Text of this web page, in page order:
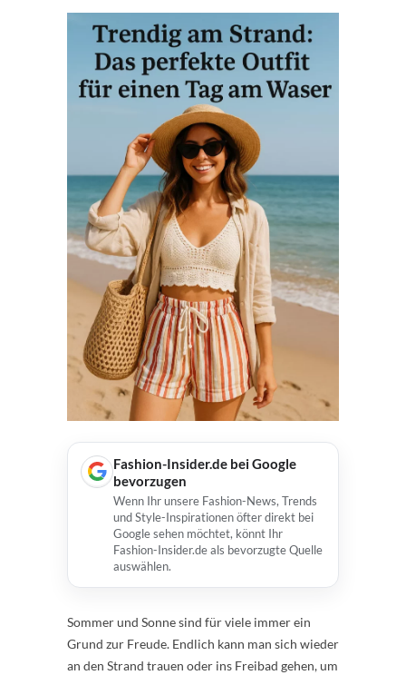
Fashion-Insider.de bei Google
bevorzugen
Wenn Ihr unsere Fashion-News, Trends
und Style-Inspirationen öfter direkt bei
Google sehen möchtet, könnt Ihr
Fashion-Insider.de als bevorzugte Quelle
auswählen.
Sommer und Sonne sind für viele immer ein
Grund zur Freude. Endlich kann man sich wieder
an den Strand trauen oder ins Freibad gehen, um